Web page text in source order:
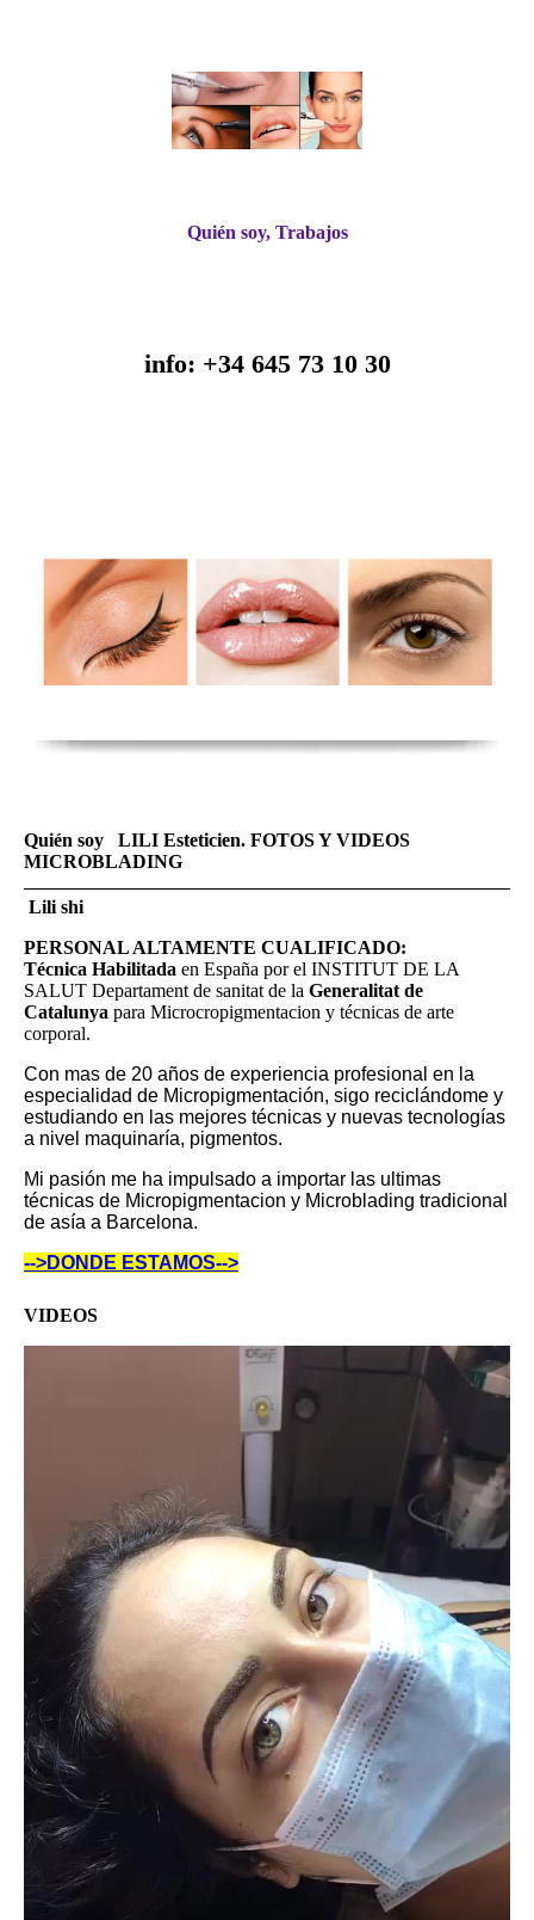
info: +34 645 73 10 30
Quién soy, Trabajos
Quién soy LILI Esteticien. FOTOS Y VIDEOS
MICROBLADING
Lili shi
PERSONAL ALTAMENTE CUALIFICADO:
Técnica Habilitada en España por el INSTITUT DE LA
SALUT Departament de sanitat de la Generalitat de
Catalunya para Microcropigmentacion y técnicas de arte
corporal.
Con mas de 20 años de experiencia profesional en la
especialidad de Micropigmentación, sigo reciclándome y
estudiando en las mejores técnicas y nuevas tecnologías
a nivel maquinaría, pigmentos.
Mi pasión me ha impulsado a importar las ultimas
técnicas de Micropigmentacion y Microblading tradicional
de asía a Barcelona.
-->DONDE ESTAMOS-->
VIDEOS